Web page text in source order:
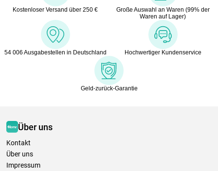
Kostenloser Versand über 250 €
Große Auswahl an Waren (99% der
Waren auf Lager)
54 006 Ausgabestellen in Deutschland Hochwertiger Kundenservice
Geld-zurück-Garantie
Über uns
Kontakt
Über uns
Impressum